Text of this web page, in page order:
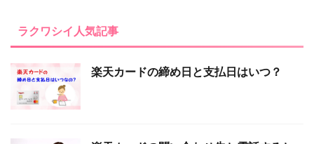
ラクワシイ人気記事
楽天カードの締め日と支払日はいつ？